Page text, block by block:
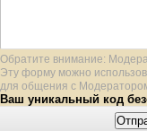
Обратите внимание:
Эту форму можно
для общения с
Ваш уникальный код